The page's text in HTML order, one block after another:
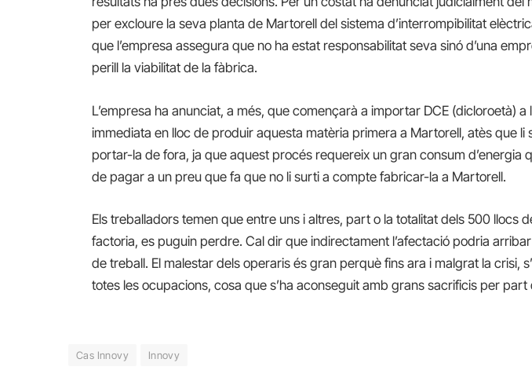
per excloure la seva planta de Martorell del sistema d’interrompibilitat
que l’empresa assegura que no ha estat responsabilitat seva sinó d’una
perill la viabilitat de la fàbrica.
L’empresa ha anunciat, a més, que començarà a importar DCE (dicloroetà)
immediata en lloc de produir aquesta matèria primera a Martorell, atès que li
portar-la de fora, ja que aquest procés requereix un gran consum d’energia
de pagar a un preu que fa que no li surti a compte fabricar-la a Martorell.
Els treballadors temen que entre uns i altres, part o la totalitat dels 500 llocs
factoria, es puguin perdre. Cal dir que indirectament l’afectació podria
de treball. El malestar dels operaris és gran perquè fins ara i malgrat la crisi,
totes les ocupacions, cosa que s’ha aconseguit amb grans sacrificis per part
Cas Innovy Innovy